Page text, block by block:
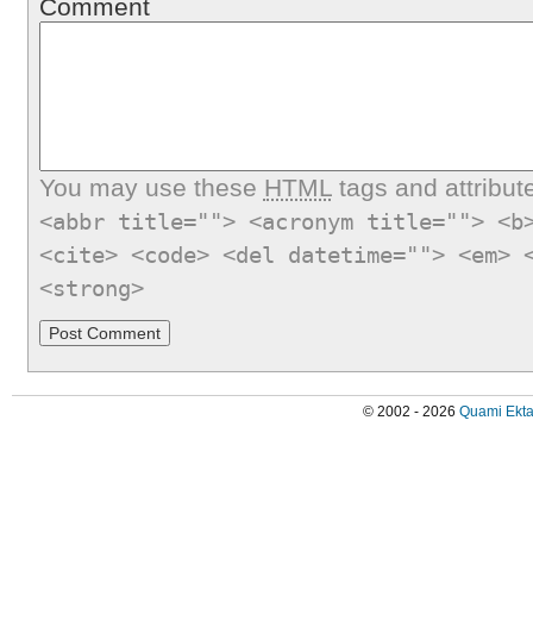
Comment
You may use these HTMLtags and
<abbr title=""> <acronym title="">
<cite> <code> <del datetime="">
<strong>
© 2002 - 2026 Quami